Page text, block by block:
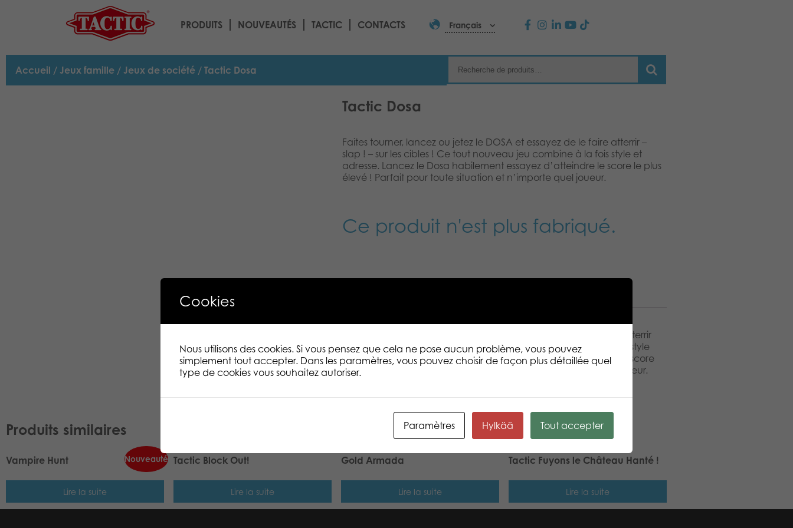
PRODUITS NOUVEAUTÉS TACTIC CONTACTS Français
Accueil / Jeux famille / Jeux de société / Tactic Dosa
Tactic Dosa
Faites tourner, lancez ou jetez le DOSA et essayez de le faire atterrir –
slap ! – sur les cibles ! Ce tout nouveau jeu combine à la fois style et
adresse. Lancez le Dosa habilement essayez d’atteindre le score le plus
élevé ! Parfait pour toute situation et n’importe quel joueur.
Ce produit n'est plus fabriqué.
Faites tourner, lancez ou jetez le DOSA et essayez de le faire atterrir
– slap ! – sur les cibles ! Ce tout nouveau jeu combine à la fois style
et adresse. Lancez le Dosa habilement essayez d’atteindre le score
le plus élevé ! Parfait pour toute situation et n’importe quel joueur.
Produits similaires
Nouveauté
Vampire Hunt
Lire la suite
Tactic Block Out!
Lire la suite
Gold Armada
Lire la suite
Tactic Fuyons le Château Hanté !
Lire la suite
Cookies
Nous utilisons des cookies. Si vous pensez que cela ne pose aucun problème, vous pouvez
simplement tout accepter. Dans les paramètres, vous pouvez choisir de façon plus détaillée quel
type de cookies vous souhaitez autoriser.
Paramètres Hylkää Tout accepter